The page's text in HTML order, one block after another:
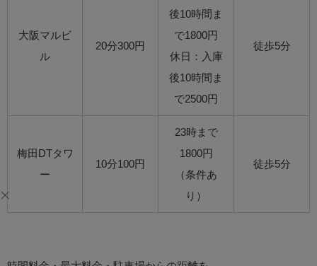
大阪マルビ
ル
20分300円
後10時間ま
で1800円
休日：入庫
後10時間ま
で2500円
徒歩5分
梅田DTタワ
ー
10分100円
23時まで
1800円
（条件あ
り）
徒歩5分